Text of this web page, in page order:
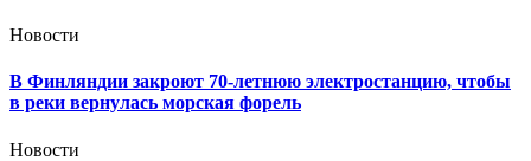
Новости
В Финляндии закроют 70-летнюю электростанцию, чтобы
в реки вернулась морская форель
Новости